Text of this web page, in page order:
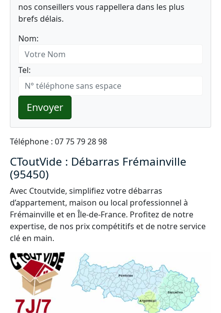
nos conseillers vous rappellera dans les plus
brefs délais.
Nom:
Tel:
Envoyer
Téléphone : 07 75 79 28 98
CToutVide : Débarras Frémainville
(95450)
Avec Ctoutvide, simplifiez votre débarras
d’appartement, maison ou local professionnel à
Frémainville et en Île-de-France. Profitez de notre
expertise, de nos prix compétitifs et de notre service
clé en main.